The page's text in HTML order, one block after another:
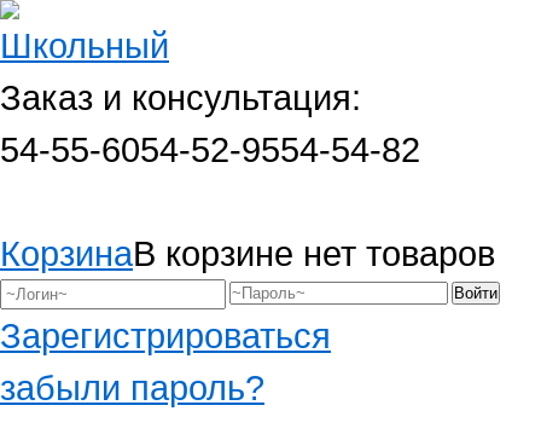
Заказ и консультация:
54-55-6054-52-9554-54-82
КорзинаВ корзине нет товаров
Зарегистрироваться
забыли пароль?